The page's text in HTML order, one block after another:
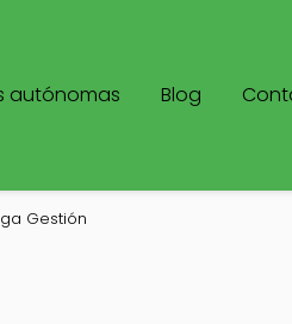
autónomas Blog
Gestión